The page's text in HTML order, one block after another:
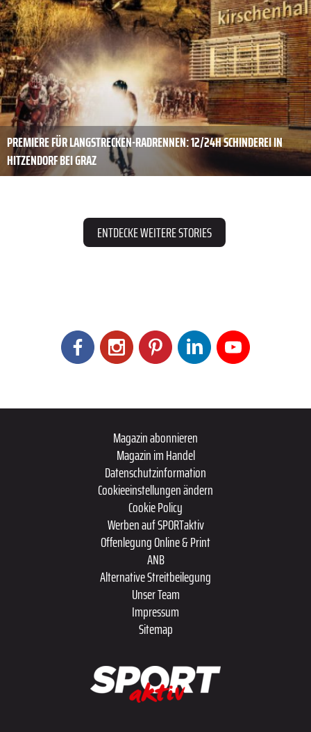
PREMIERE FÜR LANGSTRECKEN-RADRENNEN: 12/24H SCHINDEREI IN
HITZENDORF BEI GRAZ
ENTDECKE WEITERE STORIES
Magazin abonnieren
Magazin im Handel
Datenschutzinformation
Cookieeinstellungen ändern
Cookie Policy
Werben auf SPORTaktiv
Offenlegung Online & Print
ANB
Alternative Streitbeilegung
Unser Team
Impressum
Sitemap